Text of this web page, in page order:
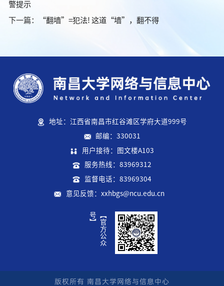
警提示
下一篇： “翻墙”=犯法! 这道“墙”，翻不得
地址：江西省南昌市红谷滩区学府大道999号
邮编：330031
用户接待：图文楼A103
服务热线：83969312
监督电话：83969304
意见反馈：xxhbgs@ncu.edu.cn
【
官
方
公
众
号
】
版权所有 南昌大学网络与信息中心